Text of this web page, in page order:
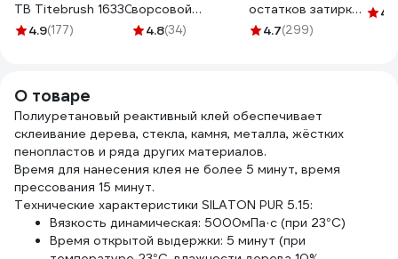
TB Titebrush 16330
4.9(177)
ворcовой
подложке под
738627
4.8(34)
остатков затирки
и цементного
4.7(299)
4.5
О товаре
Полиуретановый реактивный клей обеспечивает
склеивание дерева, стекла, камня, металла, жёстких
пенопластов и ряда других материалов.
Время для нанесения клея не более 5 минут, время
прессования 15 минут.
Технические характеристики SILATON PUR 5.15:
Вязкость динамическая: 5000мПа·с (при 23°С)
Время открытой выдержки: 5 минут (при